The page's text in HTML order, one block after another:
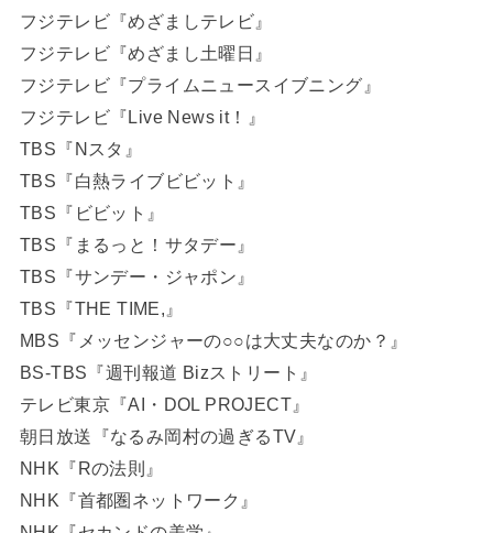
フジテレビ『めざましテレビ』
フジテレビ『めざまし土曜日』
フジテレビ『プライムニュースイブニング』
フジテレビ『Live News it！』
TBS『Nスタ』
TBS『白熱ライブビビット』
TBS『ビビット』
TBS『まるっと！サタデー』
TBS『サンデー・ジャポン』
TBS『THE TIME,』
MBS『メッセンジャーの○○は大丈夫なのか？』
BS-TBS『週刊報道 Bizストリート』
テレビ東京『AI・DOL PROJECT』
朝日放送『なるみ岡村の過ぎるTV』
NHK『Rの法則』
NHK『首都圏ネットワーク』